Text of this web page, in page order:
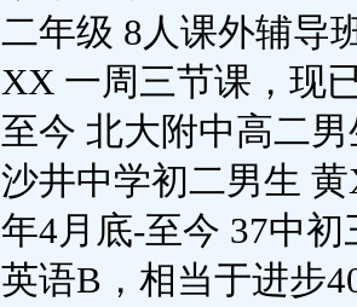
二年级 8人课外辅导
XX 一周三节课，现
至今 北大附中高二
沙井中学初二男生
年4月底-至今 37中
英语B，相当于进步